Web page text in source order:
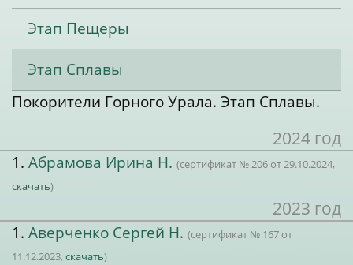
Этап Пещеры
Этап Сплавы
Покорители Горного Урала. Этап Сплавы.
2024 год
1. Абрамова Ирина Н. (сертификат № 206 от 29.10.2024,
скачать)
2023 год
1. Аверченко Сергей Н. (сертификат № 167 от
11.12.2023, скачать)